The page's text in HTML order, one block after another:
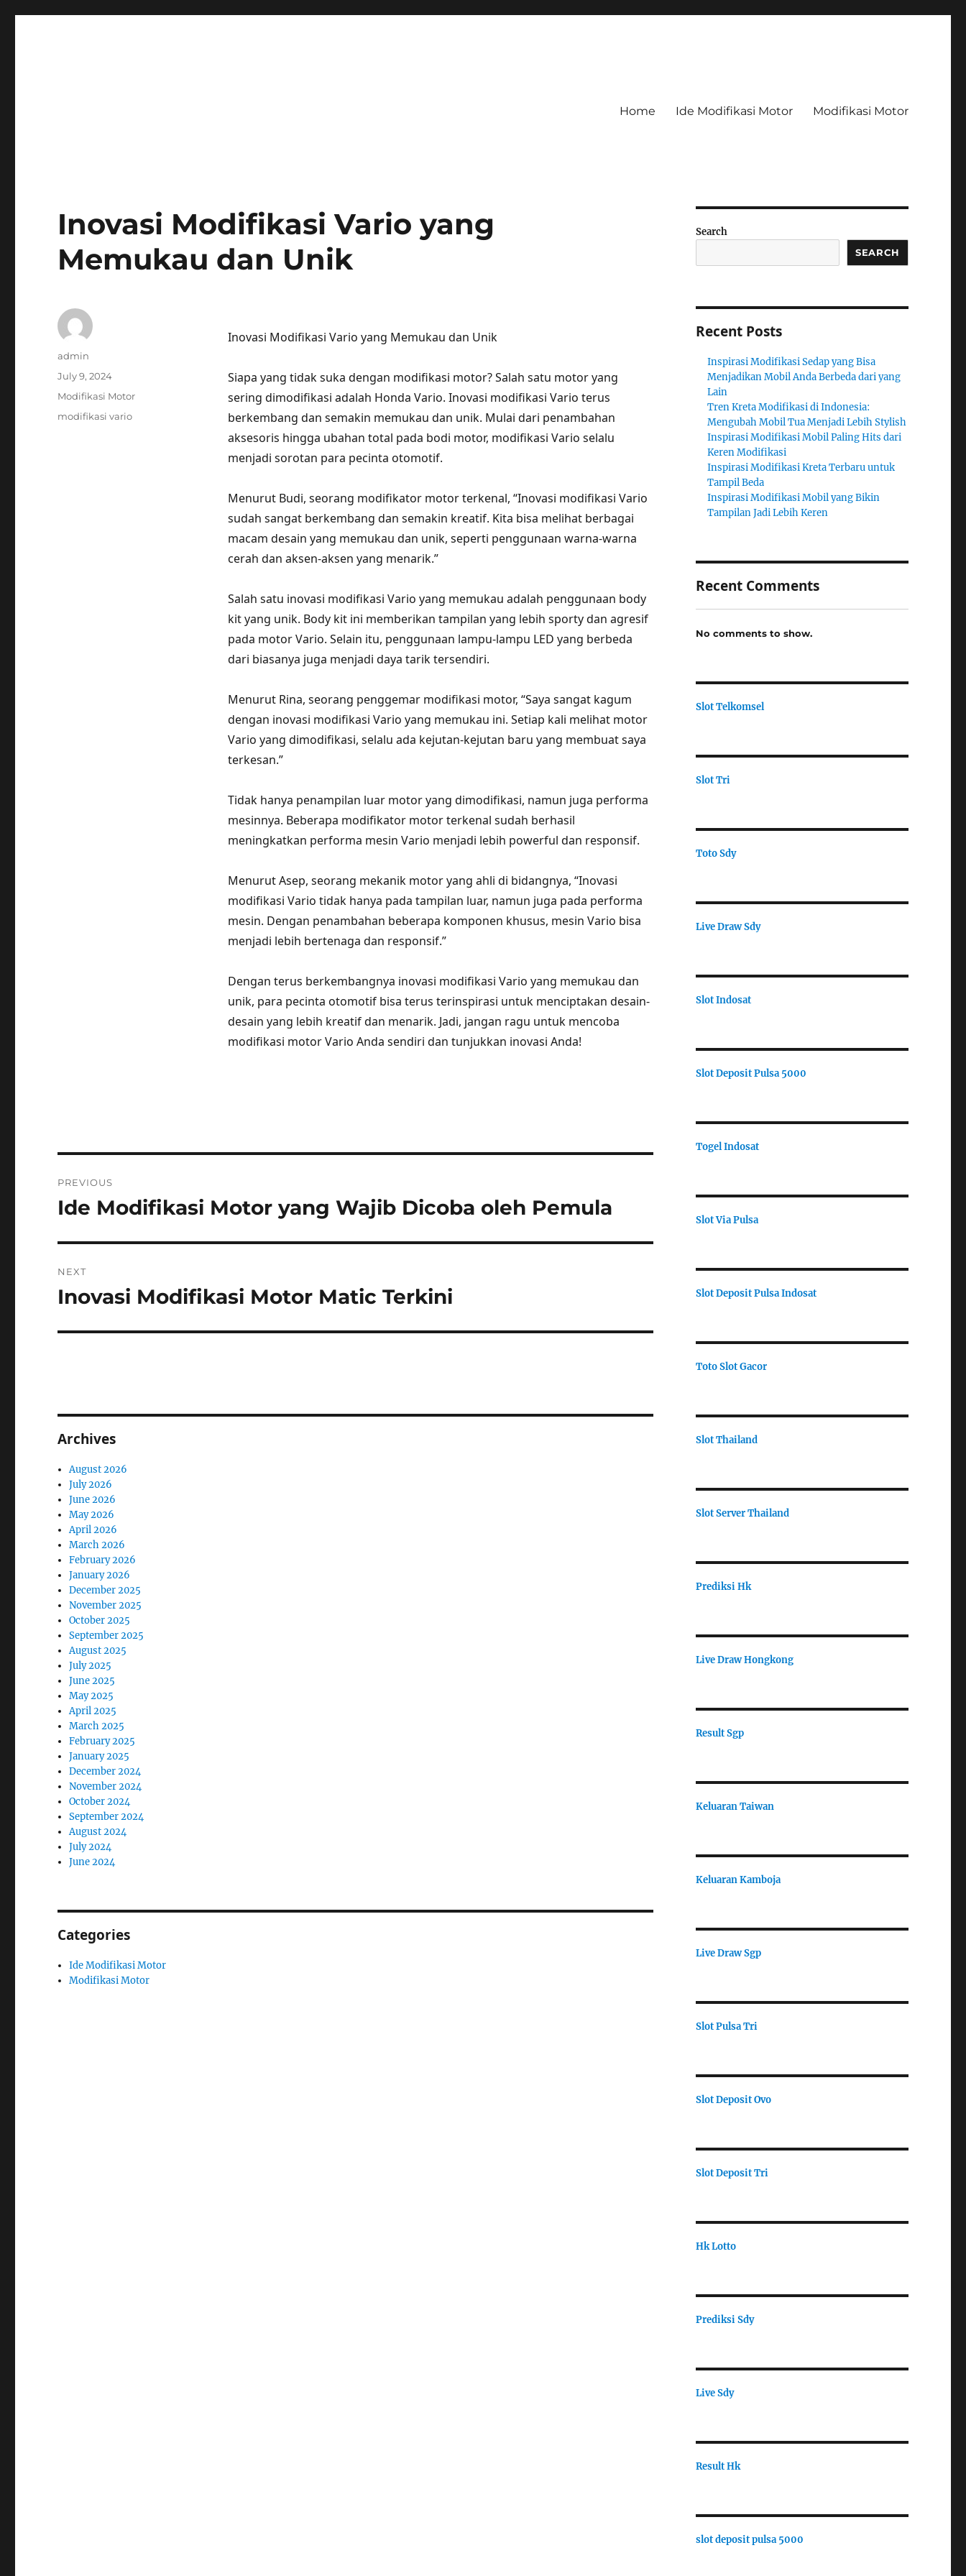
Home Ide Modifikasi Motor Modifikasi Motor
Inovasi Modifikasi Vario yang
Memukau dan Unik
Inovasi Modifikasi Vario yang Memukau dan Unik
Siapa yang tidak suka dengan modifikasi motor? Salah satu motor yang
sering dimodifikasi adalah Honda Vario. Inovasi modifikasi Vario terus
berkembang dan semakin memukau dan unik. Mulai dari penambahan
aksesoris hingga ubahan total pada bodi motor, modifikasi Vario selalu
menjadi sorotan para pecinta otomotif.
Menurut Budi, seorang modifikator motor terkenal, “Inovasi modifikasi Vario
sudah sangat berkembang dan semakin kreatif. Kita bisa melihat berbagai
macam desain yang memukau dan unik, seperti penggunaan warna-warna
cerah dan aksen-aksen yang menarik.”
Salah satu inovasi modifikasi Vario yang memukau adalah penggunaan body
kit yang unik. Body kit ini memberikan tampilan yang lebih sporty dan agresif
pada motor Vario. Selain itu, penggunaan lampu-lampu LED yang berbeda
dari biasanya juga menjadi daya tarik tersendiri.
Menurut Rina, seorang penggemar modifikasi motor, “Saya sangat kagum
dengan inovasi modifikasi Vario yang memukau ini. Setiap kali melihat motor
Vario yang dimodifikasi, selalu ada kejutan-kejutan baru yang membuat saya
terkesan.”
Tidak hanya penampilan luar motor yang dimodifikasi, namun juga performa
mesinnya. Beberapa modifikator motor terkenal sudah berhasil
meningkatkan performa mesin Vario menjadi lebih powerful dan responsif.
Menurut Asep, seorang mekanik motor yang ahli di bidangnya, “Inovasi
modifikasi Vario tidak hanya pada tampilan luar, namun juga pada performa
mesin. Dengan penambahan beberapa komponen khusus, mesin Vario bisa
menjadi lebih bertenaga dan responsif.”
Dengan terus berkembangnya inovasi modifikasi Vario yang memukau dan
unik, para pecinta otomotif bisa terus terinspirasi untuk menciptakan desain-
desain yang lebih kreatif dan menarik. Jadi, jangan ragu untuk mencoba
modifikasi motor Vario Anda sendiri dan tunjukkan inovasi Anda!
Author
admin
Posted
July 9, 2024
Categories
Modifikasi Motor
Tags
modifikasi vario
navigation
PREVIOUS
Previous
Ide Modifikasi Motor yang Wajib Dicoba oleh Pemula
NEXT
Next
Inovasi Modifikasi Motor Matic Terkini
Archives
August 2026
July 2026
June 2026
May 2026
April 2026
March 2026
February 2026
January 2026
December 2025
November 2025
October 2025
September 2025
August 2025
July 2025
June 2025
May 2025
April 2025
March 2025
February 2025
January 2025
December 2024
November 2024
October 2024
September 2024
August 2024
July 2024
June 2024
Categories
Ide Modifikasi Motor
Modifikasi Motor
Search
SEARCH
Recent Posts
Inspirasi Modifikasi Sedap yang Bisa
Menjadikan Mobil Anda Berbeda dari yang
Lain
Tren Kreta Modifikasi di Indonesia:
Mengubah Mobil Tua Menjadi Lebih Stylish
Inspirasi Modifikasi Mobil Paling Hits dari
Keren Modifikasi
Inspirasi Modifikasi Kreta Terbaru untuk
Tampil Beda
Inspirasi Modifikasi Mobil yang Bikin
Tampilan Jadi Lebih Keren
Recent Comments
No comments to show.
Slot Telkomsel
Slot Tri
Toto Sdy
Live Draw Sdy
Slot Indosat
Slot Deposit Pulsa 5000
Togel Indosat
Slot Via Pulsa
Slot Deposit Pulsa Indosat
Toto Slot Gacor
Slot Thailand
Slot Server Thailand
Prediksi Hk
Live Draw Hongkong
Result Sgp
Keluaran Taiwan
Keluaran Kamboja
Live Draw Sgp
Slot Pulsa Tri
Slot Deposit Ovo
Slot Deposit Tri
Hk Lotto
Prediksi Sdy
Live Sdy
Result Hk
slot deposit pulsa 5000